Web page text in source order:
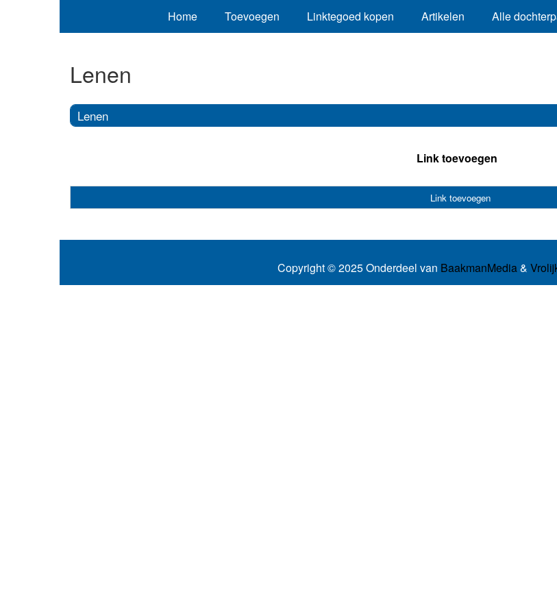
Home Toevoegen Linktegoed kopen Artikelen Alle
Lenen
Lenen
Link toevoegen
Link toevoegen
Copyright © 2025 Onderdeel van BaakmanMedia&